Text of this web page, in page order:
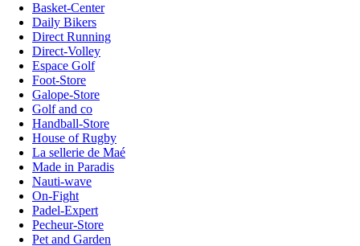
Basket-Center
Daily Bikers
Direct Running
Direct-Volley
Espace Golf
Foot-Store
Galope-Store
Golf and co
Handball-Store
House of Rugby
La sellerie de Maé
Made in Paradis
Nauti-wave
On-Fight
Padel-Expert
Pecheur-Store
Pet and Garden